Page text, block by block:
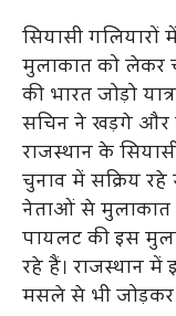
सियासी
मुलाकात को लेकर
की भारत जोड़ो
सचिन ने खड़गे और
राजस्थान के
चुनाव में सक्रिय रहे
नेताओं से मुलाकात
पायलट की इस
रहे हैं। राजस्थान
मसले से भी जोड़कर